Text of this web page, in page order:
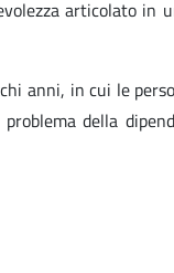
articolato
anni, in cui le
della